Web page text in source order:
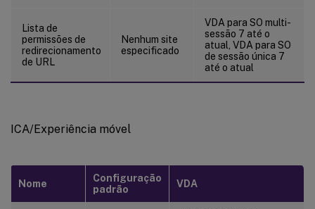
Lista de
permissões de
redirecionamento
de URL
Nenhum site
especificado
VDA para SO multi-
sessão 7 até o
atual, VDA para SO
de sessão única 7
até o atual
ICA/Experiência móvel
Nome
Configuração
padrão
VDA